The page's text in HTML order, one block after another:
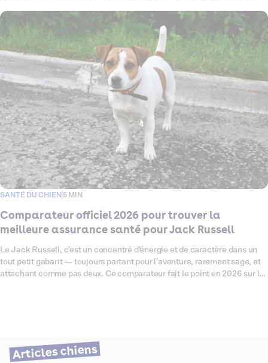
sensibilités cutanées, articulations à surveiller de près. Ce comparateur
fait le point en 2026 sur les meilleures assurances santé pour chien
disponibles pour votre Bouledogue Anglais, en passant au crible les
garanties, les exclusions et les tarifs qui comptent vraiment pour cette
race. L'objectif ? Vous aider à trouver la couverture qui lui ressemble —
solide, pensée pour lui, et sans mauvaise surprise le jour où vous en
avez le plus besoin.
SANTÉ DU CHIEN 5 MIN
Comparateur officiel 2026 pour trouver la
meilleure assurance santé pour Jack Russell
Le Jack Russell, c'est un concentré d'énergie et de caractère dans un
tout petit gabarit — toujours partant pour l'aventure, rarement sage, et
attachant comme pas deux. Ce comparateur fait le point en 2026 sur les
Articles chiens